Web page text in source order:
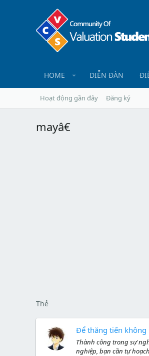
HOME DIỄN ĐÀN
Hoạt động gần đây Đăng ký
mayâ€
Thẻ
Để thăng tiến không
Thành công trong sự
nghiệp, bạn cần tự